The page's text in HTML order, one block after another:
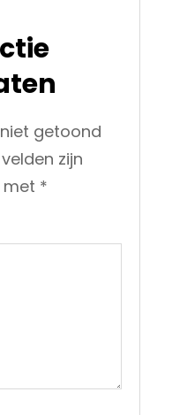
getoond
zijn
met *